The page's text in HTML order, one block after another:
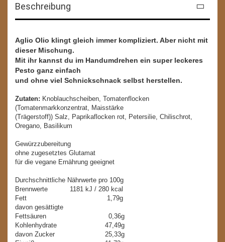
Beschreibung
Aglio Olio klingt gleich immer kompliziert. Aber nicht mit
dieser Mischung.
Mit ihr kannst du im Handumdrehen ein super leckeres
Pesto ganz einfach
und ohne viel Schnickschnack selbst herstellen.
Zutaten: Knoblauchscheiben, Tomatenflocken
(Tomatenmarkkonzentrat, Maisstärke
(Trägerstoff)) Salz, Paprikaflocken rot, Petersilie, Chilischrot,
Oregano, Basilikum
Gewürzzubereitung
ohne zugesetztes Glutamat
für die vegane Ernährung geeignet
Durchschnittliche Nährwerte pro 100g
Brennwerte 1181 kJ / 280 kcal
Fett 1,79g
davon gesättigte
Fettsäuren 0,36g
Kohlenhydrate 47,49g
davon Zucker 25,33g